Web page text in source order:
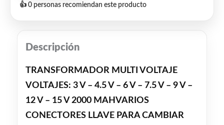
👍 0 personas recomiendan este producto
Descripción
TRANSFORMADOR MULTI VOLTAJE
VOLTAJES: 3 V – 4.5 V – 6 V – 7.5 V – 9 V –
12 V – 15 V 2000 MAHVARIOS
CONECTORES LLAVE PARA CAMBIAR